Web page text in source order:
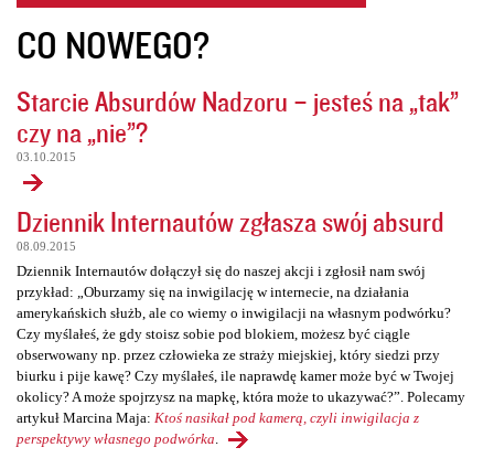
CO NOWEGO?
Starcie Absurdów Nadzoru – jesteś na „tak”
czy na „nie”?
03.10.2015
Dziennik Internautów zgłasza swój absurd
08.09.2015
Dziennik Internautów dołączył się do naszej akcji i zgłosił nam swój
przykład: „Oburzamy się na inwigilację w internecie, na działania
amerykańskich służb, ale co wiemy o inwigilacji na własnym podwórku?
Czy myślałeś, że gdy stoisz sobie pod blokiem, możesz być ciągle
obserwowany np. przez człowieka ze straży miejskiej, który siedzi przy
biurku i pije kawę? Czy myślałeś, ile naprawdę kamer może być w Twojej
okolicy? A może spojrzysz na mapkę, która może to ukazywać?”. Polecamy
artykuł Marcina Maja: Ktoś nasikał pod kamerą, czyli inwigilacja z
perspektywy własnego podwórka